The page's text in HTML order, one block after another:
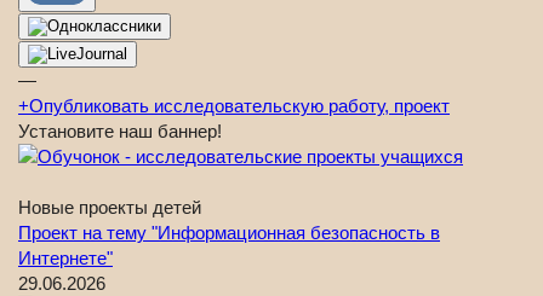
—
+Опубликовать исследовательскую работу, проект
Установите наш баннер!
Новые проекты детей
Проект на тему "Информационная безопасность в
Интернете"
29.06.2026